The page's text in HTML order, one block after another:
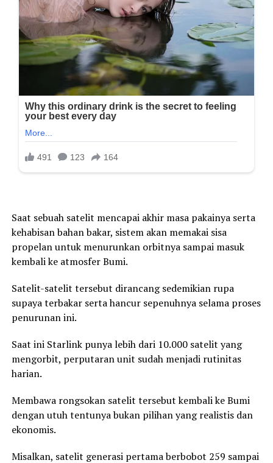
Saat sebuah satelit mencapai akhir masa pakainya serta
kehabisan bahan bakar, sistem akan memakai sisa
propelan untuk menurunkan orbitnya sampai masuk
kembali ke atmosfer Bumi.
Satelit-satelit tersebut dirancang sedemikian rupa
supaya terbakar serta hancur sepenuhnya selama proses
penurunan ini.
Saat ini Starlink punya lebih dari 10.000 satelit yang
mengorbit, perputaran unit sudah menjadi rutinitas
harian.
Membawa rongsokan satelit tersebut kembali ke Bumi
dengan utuh tentunya bukan pilihan yang realistis dan
ekonomis.
Misalkan, satelit generasi pertama berbobot 259 sampai